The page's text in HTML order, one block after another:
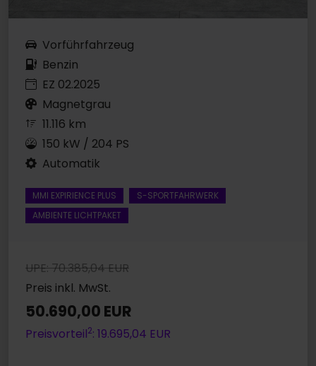
Vorführfahrzeug
Benzin
EZ 02.2025
Magnetgrau
11.116 km
150 kW / 204 PS
Automatik
MMI EXPIRIENCE PLUS
S-SPORTFAHRWERK
AMBIENTE LICHTPAKET
UPE: 70.385,04 EUR
Preis inkl. MwSt.
50.690,00 EUR
Preisvorteil2: 19.695,04 EUR